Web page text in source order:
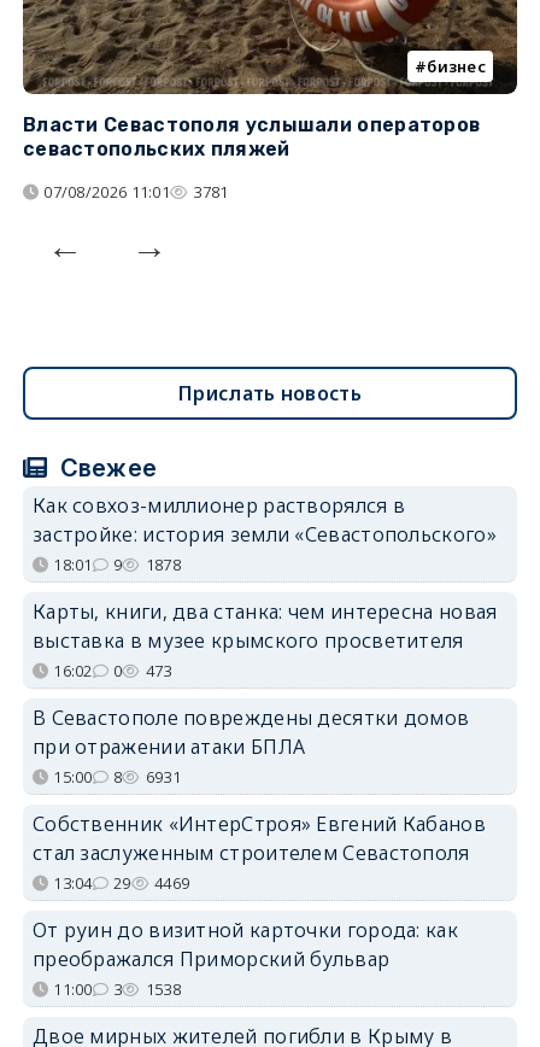
бизнес
Власти Севастополя услышали операторов
севастопольских пляжей
07/08/2026 11:01 3781
Прислать новость
Свежее
Как совхоз-миллионер растворялся в
застройке: история земли «Севастопольского»
18:01 9 1878
Карты, книги, два станка: чем интересна новая
выставка в музее крымского просветителя
16:02 0 473
В Севастополе повреждены десятки домов
при отражении атаки БПЛА
15:00 8 6931
Собственник «ИнтерСтроя» Евгений Кабанов
стал заслуженным строителем Севастополя
13:04 29 4469
От руин до визитной карточки города: как
преображался Приморский бульвар
11:00 3 1538
Двое мирных жителей погибли в Крыму в